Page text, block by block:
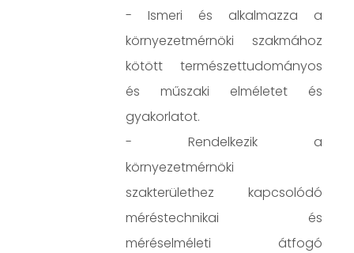
- Ismeri és alkalmazza a
környezetmérnöki szakmához
kötött természettudományos
és műszaki elméletet és
gyakorlatot.
- Rendelkezik a
környezetmérnöki
szakterülethez kapcsolódó
méréstechnikai és
méréselméleti átfogó